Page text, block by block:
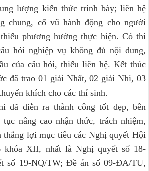
lượng kiến thức trình bày; liên hệ
chung, cổ vũ hành động cho người
phương hướng thực hiện. Có thí
hỏi nghiệp vụ không đủ nội dung,
của câu hỏi, thiếu liên hệ. Kết thúc
đã trao 01 giải Nhất, 02 giải Nhì, 03
khích cho các thí sinh.
đã diễn ra thành công tốt đẹp, bên
nâng cao nhận thức, trách nhiệm,
thắng lợi mục tiêu các Nghị quyết Hội
khóa XII, nhất là Nghị quyết số 18-
số 19-NQ/TW; Đề án số 09-ĐA/TU,